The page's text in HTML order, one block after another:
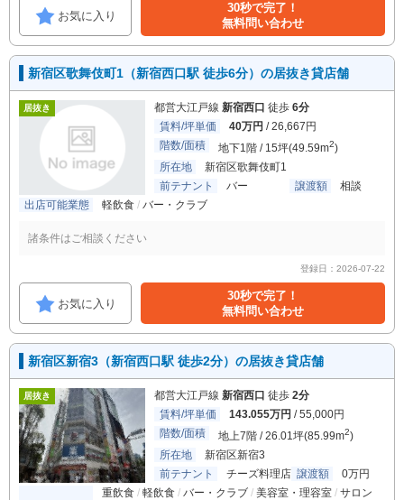
お気に入り
30秒で完了！
無料問い合わせ
新宿区歌舞伎町1（新宿西口駅 徒歩6分）の居抜き貸店舗
居抜き 都営大江戸線 新宿西口 徒歩 6分
賃料/坪単価
40万円 / 26,667円
階数/面積
地下1階 / 15坪(49.59m2)
所在地
新宿区歌舞伎町1
前テナント
バー 譲渡額
相談
出店可能業態
軽飲食 バー・クラブ
諸条件はご相談ください
登録日：2026-07-22
お気に入り
30秒で完了！
無料問い合わせ
新宿区新宿3（新宿西口駅 徒歩2分）の居抜き貸店舗
居抜き 都営大江戸線 新宿西口 徒歩 2分
賃料/坪単価
143.055万円 / 55,000円
階数/面積
地上7階 / 26.01坪(85.99m2)
所在地
新宿区新宿3
前テナント
チーズ料理店 譲渡額 0万円
重飲食 軽飲食 バー・クラブ 美容室・理容室
サロン